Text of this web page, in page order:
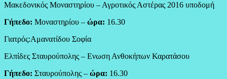
Μακεδονικός Μοναστηρίου – Αγροτικός Αστέρας 2016 υποδομή
Γήπεδο: Μοναστηρίου – ώρα: 16.30
Γιατρός:Αμανατίδου Σοφία
Ελπίδες Σταυρούπολης – Ενωση Ανθοκήπων Καρατάσου
Γήπεδο: Σταυρούπολης – ώρα: 16.30